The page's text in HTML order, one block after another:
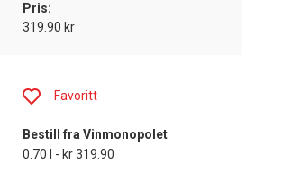
Pris:
319.90 kr
Favoritt
Bestill fra Vinmonopolet
0.70 l - kr 319.90